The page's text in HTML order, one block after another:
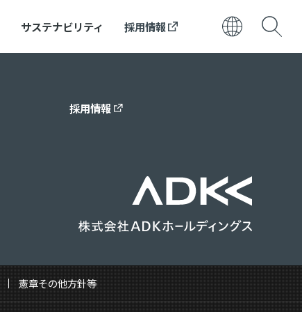
サステナビリティ 採用情報
採用情報
憲章その他方針等